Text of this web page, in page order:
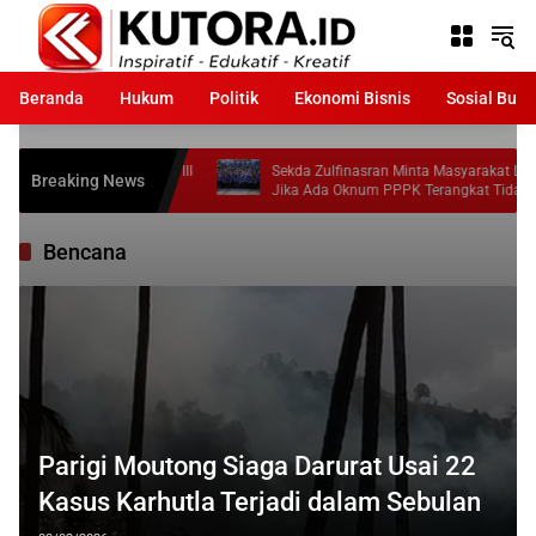
Langsung
konten
Beranda
Hukum Politik Ekonomi Bisnis Sosial
Breaking News
Raih Juara III
Sekda Zulfinasran Minta Masyarakat Laporkan
Jika Ada Oknum PPPK Terangkat Tidak Sesuai
Ketentuan
Bencana
Parigi Moutong Siaga Darurat Usai 22
Kasus Karhutla Terjadi dalam Sebulan